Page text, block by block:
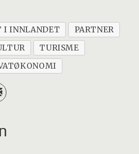
I INNLANDET
PARTNER
TURISME